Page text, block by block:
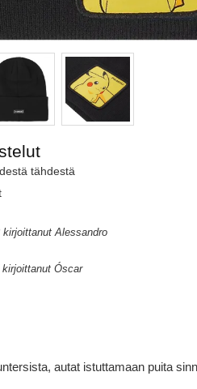
tähdestä
Alessandro
Óscar
autat istuttamaan puita